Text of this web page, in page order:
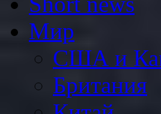
Мир
США и
Британия